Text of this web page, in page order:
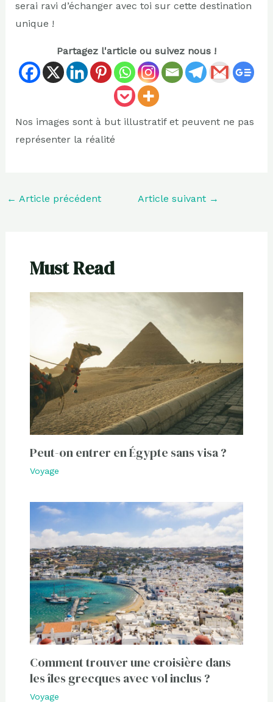
serai ravi d’échanger avec toi sur cette destination
unique !
Partagez l'article ou suivez nous !
Nos images sont à but illustratif et peuvent ne pas
représenter la réalité
← Article précédent Article suivant →
Must Read
Peut-on entrer en Égypte sans visa ?
Voyage
Comment trouver une croisière dans
les îles grecques avec vol inclus ?
Voyage